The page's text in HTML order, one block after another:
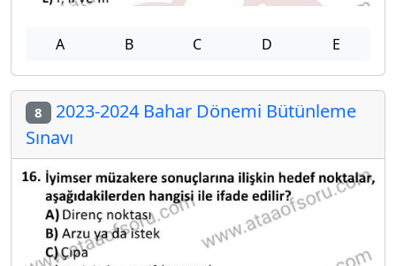
A B C D E
8 2023-2024 Bahar Dönemi Bütünleme
Sınavı